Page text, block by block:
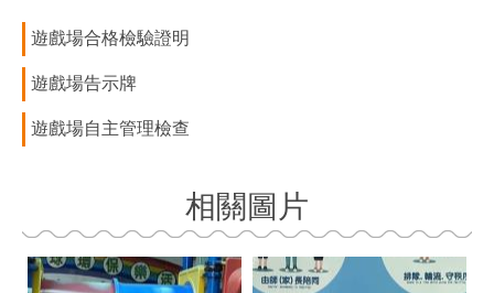
遊戲場合格檢驗證明
遊戲場告示牌
遊戲場自主管理檢查
相關圖片